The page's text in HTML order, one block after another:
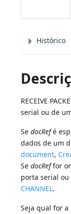
Histórico
RECEIVE
serial ou de
SedocRefé
dados de um
document,
SedocReffor
porta serial
CHANNEL.
Seja qual for